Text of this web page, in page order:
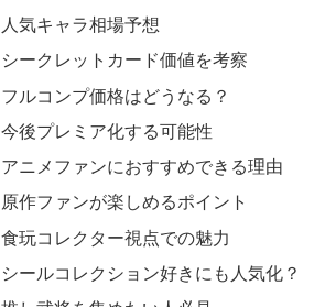
人気キャラ相場予想
シークレットカード価値を考察
フルコンプ価格はどうなる？
今後プレミア化する可能性
アニメファンにおすすめできる理由
原作ファンが楽しめるポイント
食玩コレクター視点での魅力
シールコレクション好きにも人気化？